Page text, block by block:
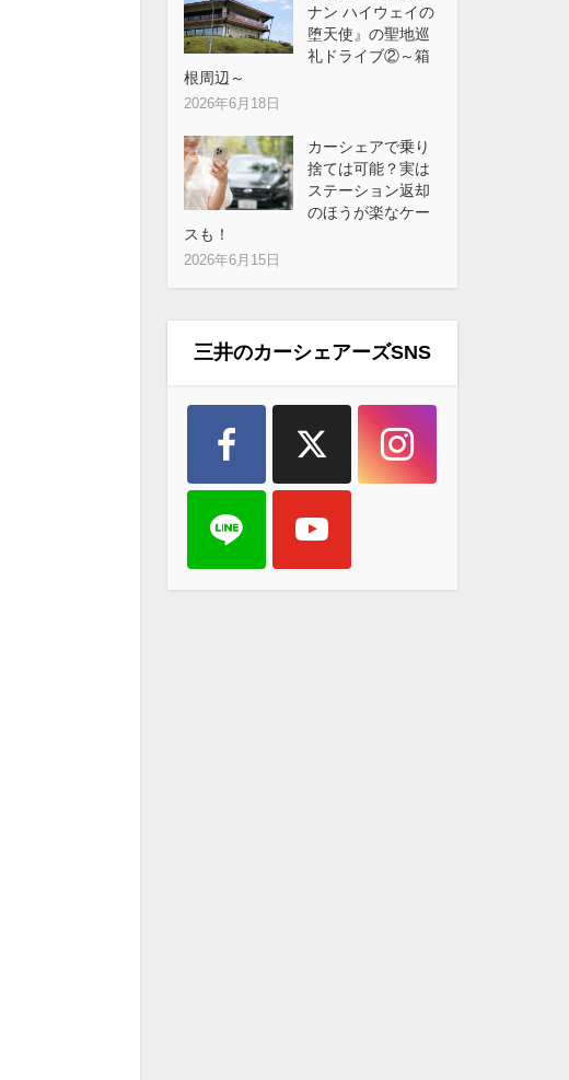
ナン ハイウェイの
堕天使』の聖地巡
礼ドライブ②～箱
根周辺～
2026年6月18日
カーシェアで乗り
捨ては可能？実は
ステーション返却
のほうが楽なケー
スも！
2026年6月15日
三井のカーシェアーズSNS